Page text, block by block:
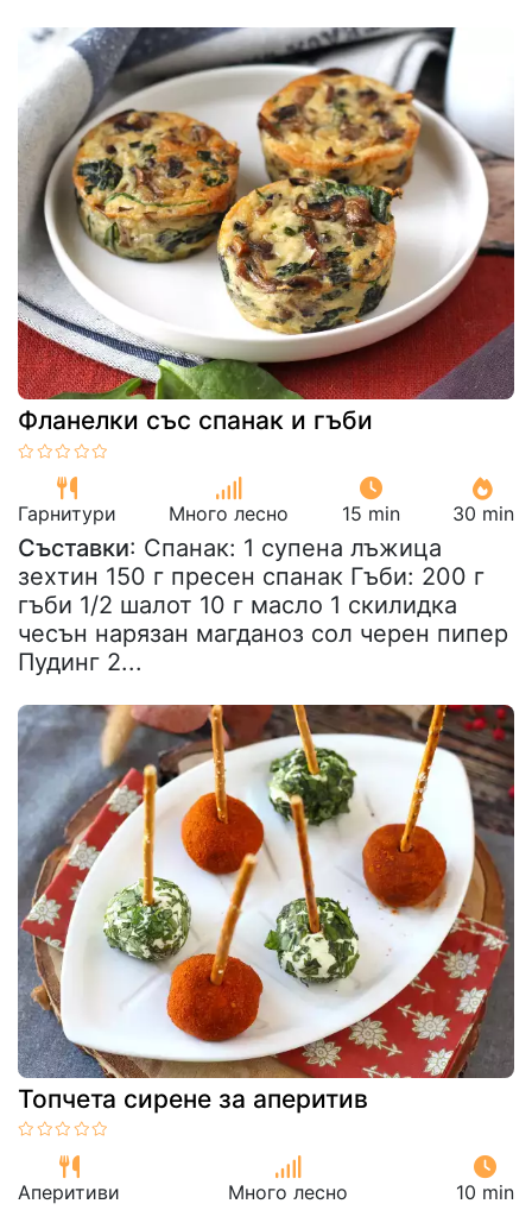
Фланелки със спанак и гъби
Гарнитури Много лесно 15 min 30 min
Съставки: Спанак: 1 супена лъжица
зехтин 150 г пресен спанак Гъби: 200 г
гъби 1/2 шалот 10 г масло 1 скилидка
чесън нарязан магданоз сол черен пипер
Пудинг 2...
Топчета сирене за аперитив
Аперитиви Много лесно 10 min